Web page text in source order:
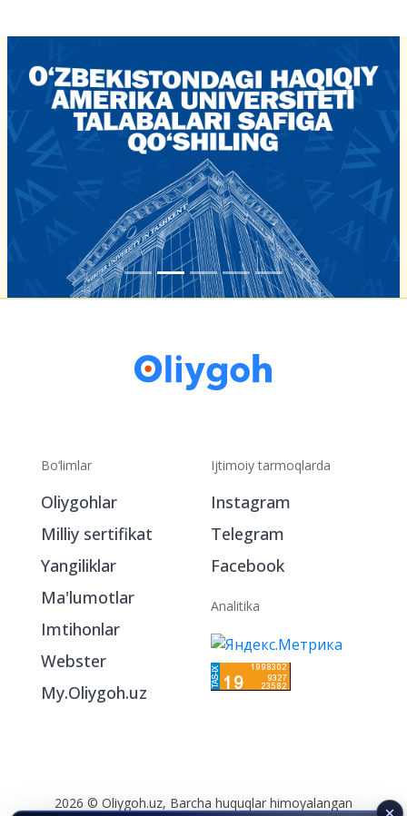
Bo‘limlar
Oliygohlar
Milliy sertifikat
Yangiliklar
Ma'lumotlar
Imtihonlar
Webster
My.Oliygoh.uz
Ijtimoiy tarmoqlarda
Instagram
Telegram
Facebook
Analitika
2026 © Oliygoh.uz, Barcha huquqlar himoyalangan